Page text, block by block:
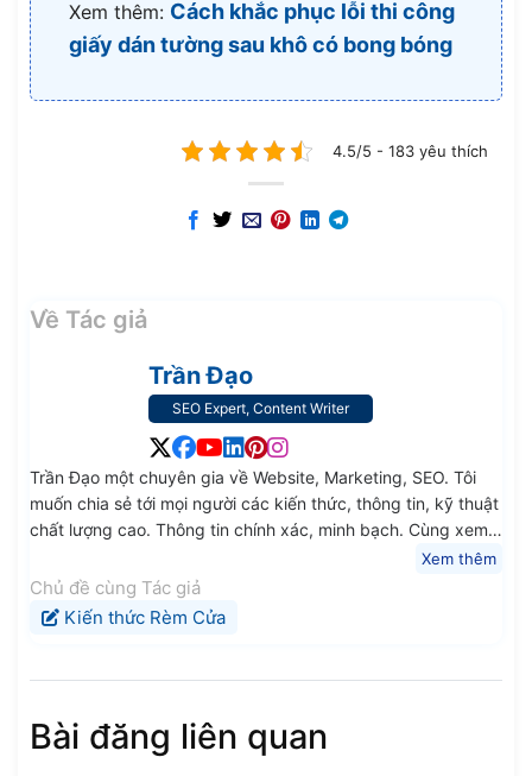
Xem thêm: Cách khắc phục lỗi thi công
giấy dán tường sau khô có bong bóng
4.5/5 - 183 yêu thích
Về Tác giả
Trần Đạo
SEO Expert, Content Writer
Trần Đạo một chuyên gia về Website, Marketing, SEO. Tôi
muốn chia sẻ tới mọi người các kiến thức, thông tin, kỹ thuật
chất lượng cao. Thông tin chính xác, minh bạch. Cùng xem
Xem thêm
Chủ đề cùng Tác giả
Kiến thức Rèm Cửa
Bài đăng liên quan